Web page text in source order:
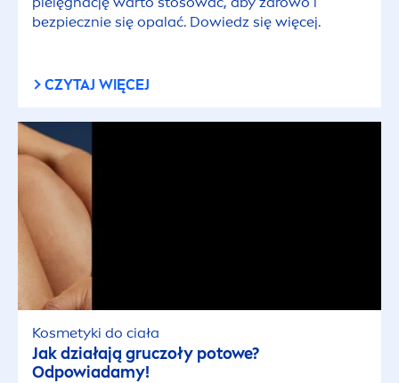
bezpiecznie się opalać. Dowiedz się więcej.
CZYTAJ WIĘCEJ
Kosmetyki do ciała
Jak działają gruczoły potowe?
Odpowiadamy!